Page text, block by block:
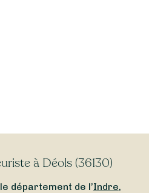
à Déols (36130)
département de l’Indre,